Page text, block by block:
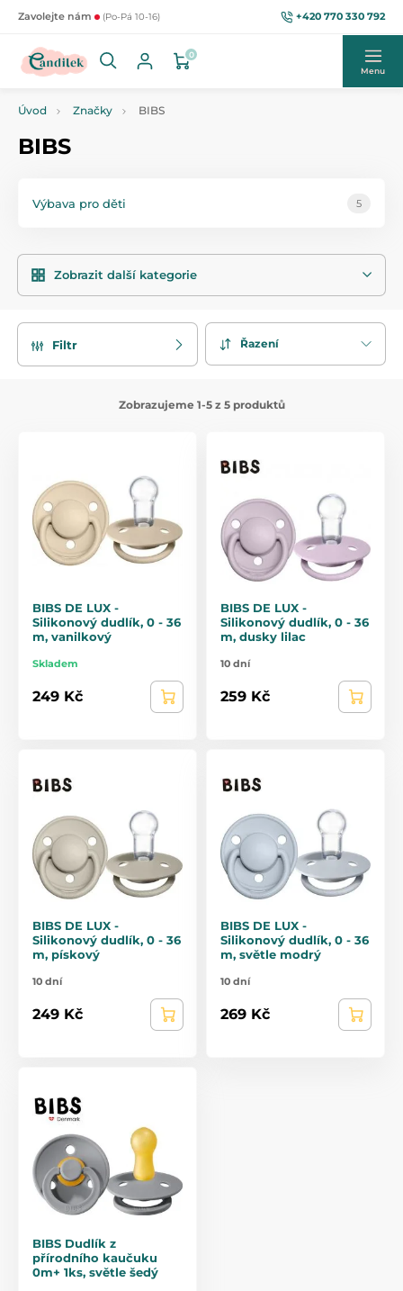
Zavolejte nám (Po-Pá 10-16) +420 770 330 792
0
Menu
Úvod Značky BIBS
BIBS
Výbava pro děti 5
Zobrazit další kategorie
Filtr Řazení
Zobrazujeme 1-5 z 5 produktů
BIBS DE LUX -
Silikonový dudlík, 0 - 36
m, vanilkový
Skladem
249 Kč
BIBS DE LUX -
Silikonový dudlík, 0 - 36
m, dusky lilac
10 dní
259 Kč
BIBS DE LUX -
Silikonový dudlík, 0 - 36
m, pískový
10 dní
249 Kč
BIBS DE LUX -
Silikonový dudlík, 0 - 36
m, světle modrý
10 dní
269 Kč
BIBS Dudlík z
přírodního kaučuku
0m+ 1ks, světle šedý